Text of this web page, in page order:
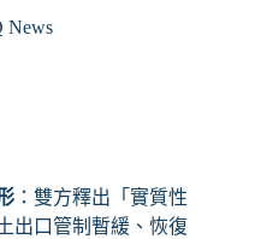
News
：雙方釋出「實質性
出口管制暫緩、恢復